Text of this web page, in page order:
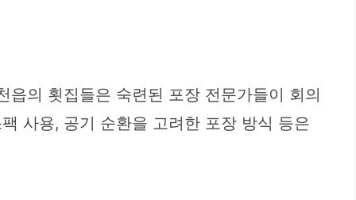
의 횟집들은 숙련된 포장 전문가들이 회의
사용, 공기 순환을 고려한 포장 방식 등은